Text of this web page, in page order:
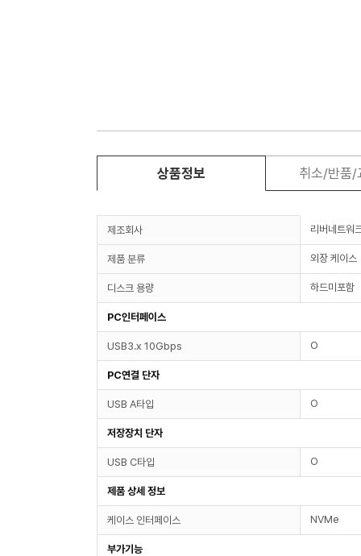
상품정보 취소/반품/
제조회사 리버네트워
제품 분류 외장 케이스
디스크 용량 하드미포함
PC인터페이스
USB3.x 10Gbps O
PC연결 단자
USB A타입 O
저장장치 단자
USB C타입 O
제품 상세 정보
케이스 인터페이스 NVMe
부가기능